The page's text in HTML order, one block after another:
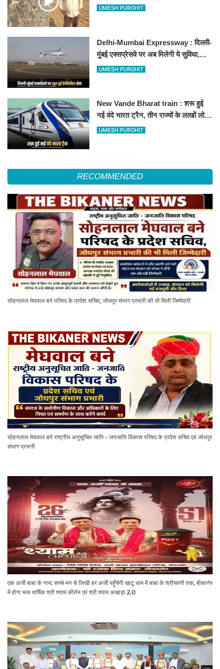
500-500 रुपए के नोट, वीडियो वायरल
UMESH PUROHIT
Delhi-Mumbai Expressway : दिल्ली-
मुंबई एक्सप्रेसवे पर अब मिलेगी ये सुविधा,
हेलीकॉप्टर सर्विस से तुरंत घायल पहुंचेगा
UMESH PUROHIT
New Vande Bharat train : शरू हुई
नई वंदे भारत ट्रैन, तीन राज्यों के लाखों लोगों
का सफर होगा आसान, देखें पूरा रूटमैप
UMESH PUROHIT
RECOMMENDED
सोहनलाल मेघवाल बने परिषद के प्रदेश सचिव, जोधपुर संभाग प्रभारी की भी मिली जिम्मेदारी
सोहनलाल मेघवाल बने राष्ट्रीय अनुसूचित जाति - जनजाति विकास परिषद के प्रदेश सचिव एवं जोधपुर
संभाग प्रभारी
एक अर्जी बाबा के नाम: सच्चे मन से लिखी हर अर्जी पहुँचेगी खाटू धाम में बाबा के श्रीचरणों तक, बीकानेर
में होगा भव्य वार्षिक श्री श्याम कीर्तन एवं श्री श्याम अखाड़ा 2.0